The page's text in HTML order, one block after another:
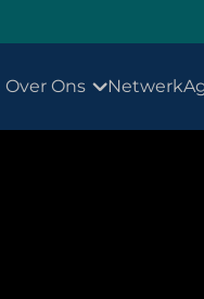
Over Ons Netwerk